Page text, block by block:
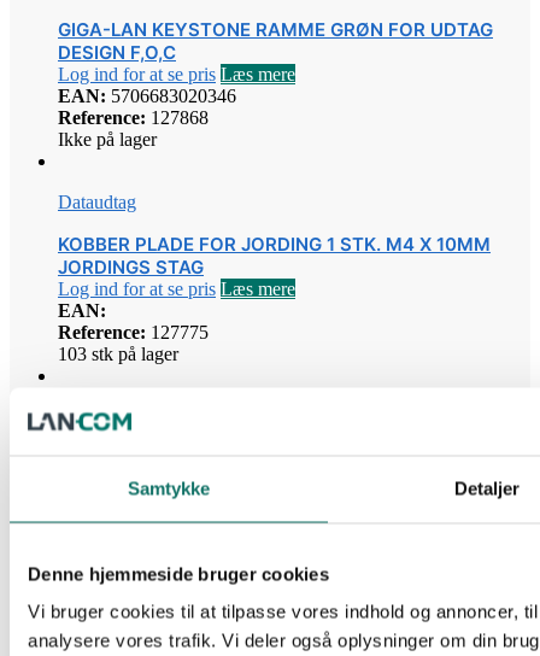
Samtykke Detaljer
Denne hjemmeside bruger cookies
Vi bruger cookies til at tilpasse vores indhold og annoncer,
analysere vores trafik. Vi deler også oplysninger om din
GIGA-LAN KEYSTONE RAMME GRØN FOR UDTAG
DESIGN F,O,C
Log ind for at se pris Læs mere
EAN: 5706683020346
Reference: 127868
Ikke på lager
Dataudtag
KOBBER PLADE FOR JORDING 1 STK. M4 X 10MM
JORDINGS STAG
Log ind for at se pris Læs mere
EAN:
Reference: 127775
103 stk på lager
Dataudtag
Log ind for at se pris
5706683020360
Reference:127873
Dataudtag
GIGA-LAN FUGAFIT UNDERLAG 1½ MODUL 50X75